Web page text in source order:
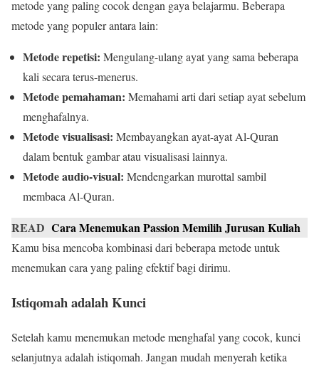
metode yang paling cocok dengan gaya belajarmu. Beberapa
metode yang populer antara lain:
Metode repetisi: Mengulang-ulang ayat yang sama beberapa
kali secara terus-menerus.
Metode pemahaman: Memahami arti dari setiap ayat sebelum
menghafalnya.
Metode visualisasi: Membayangkan ayat-ayat Al-Quran
dalam bentuk gambar atau visualisasi lainnya.
Metode audio-visual: Mendengarkan murottal sambil
membaca Al-Quran.
READ Cara Menemukan Passion Memilih Jurusan Kuliah
Kamu bisa mencoba kombinasi dari beberapa metode untuk
menemukan cara yang paling efektif bagi dirimu.
Istiqomah adalah Kunci
Setelah kamu menemukan metode menghafal yang cocok, kunci
selanjutnya adalah istiqomah. Jangan mudah menyerah ketika